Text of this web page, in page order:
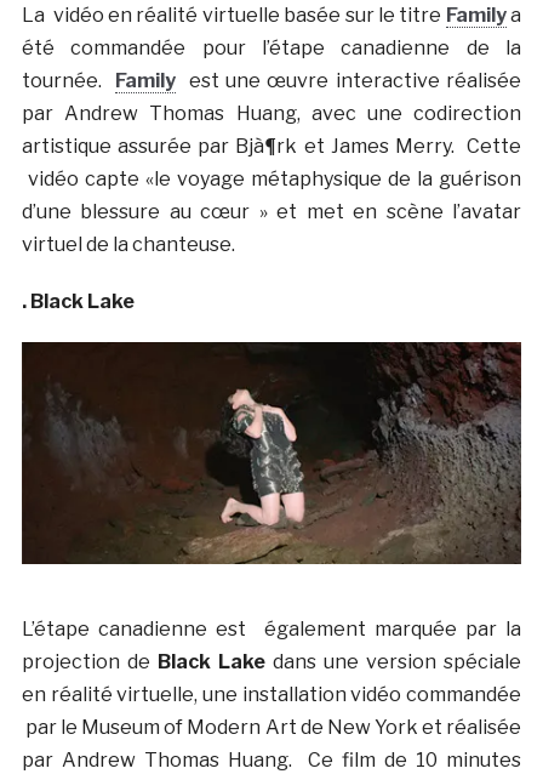
La vidéo en réalité virtuelle basée sur le titre Familya
été commandée pour l’étape canadienne de la
tournée. Familyest une œuvre interactive réalisée
par Andrew Thomas Huang, avec une codirection
artistique assurée par Bjà¶rk et James Merry. Cette
vidéo capte «le voyage métaphysique de la guérison
d’une blessure au cœur » et met en scène l’avatar
virtuel de la chanteuse.
. Black Lake
L’étape canadienne est également marquée par la
projection de Black Lake dans une version spéciale
en réalité virtuelle, une installation vidéo commandée
par le Museum of Modern Art de New York et réalisée
par Andrew Thomas Huang. Ce film de 10 minutes